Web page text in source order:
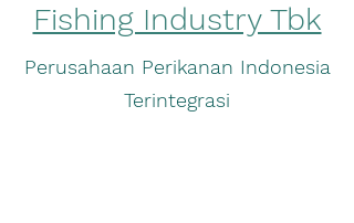
Fishing Industry Tbk
Perusahaan Perikanan Indonesia
Terintegrasi